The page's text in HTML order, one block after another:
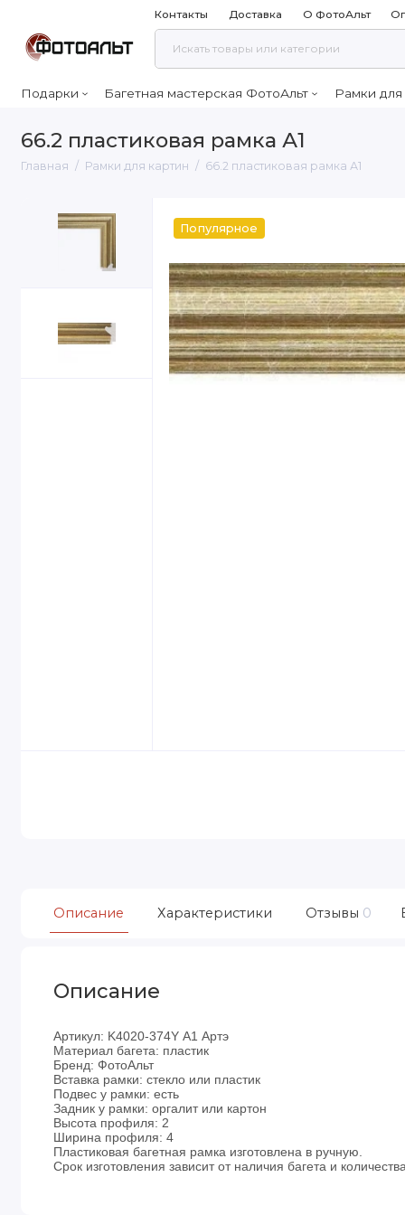
Контакты Доставка О ФотоАльт
Подарки Багетная мастерская ФотоАльт Рамки для
66.2 пластиковая рамка А1
Главная Рамки для картин 66.2 пластиковая рамка А1
Популярное
Описание Характеристики Отзывы 0
Описание
Артикул: K4020-374Y А1 Артэ
Материал багета: пластик
Бренд: ФотоАльт
Вставка рамки: стекло или пластик
Подвес у рамки: есть
Задник у рамки: оргалит или картон
Высота профиля: 2
Ширина профиля: 4
Пластиковая багетная рамка изготовлена в ручную.
Срок изготовления зависит от наличия багета и